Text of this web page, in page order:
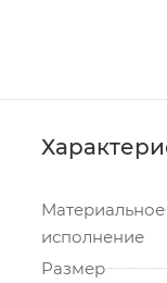
Материальное
исполнение
Размер